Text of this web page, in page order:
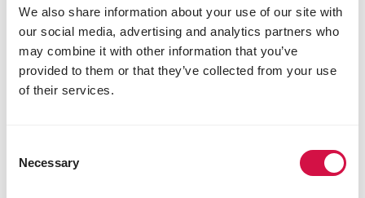
We also share information about your use of our site with
our social media, advertising and analytics partners who
may combine it with other information that you’ve
provided to them or that they’ve collected from your use
of their services.
Selection
Necessary
een tijdritmedaille op het WK heeft gewonnen,
waarmee ze nu al een sportmonument in
Deinze is.
naar grote internationale successen en willen
samen naar de wereldtop van onze
Laga voeden we elke dag de band tussen
mens en dier met de beste voeding- en